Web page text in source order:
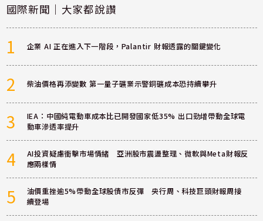
國際新聞｜大家都說讚
1 企業 AI 正在進入下一階段，Palantir 財報透露的關鍵變化
2 柴油價格再添變數 第一量子礦業示警銅礦成本恐持續攀升
3
IEA：中國純電動車成本比已開發國家低35% 出口勁增帶動全球電
動車滲透率提升
4
AI投資疑慮衝擊市場情緒 亞洲股市震盪整理、微軟與Meta財報反
應兩樣情
5
油價重挫逾5%帶動全球股債市反彈 央行周、科技巨頭財報周接
續登場